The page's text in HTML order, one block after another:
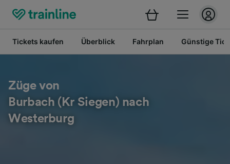
Tickets kaufen Überblick Fahrplan Günstige
Züge von
Burbach (Kr Siegen) nach
Westerburg